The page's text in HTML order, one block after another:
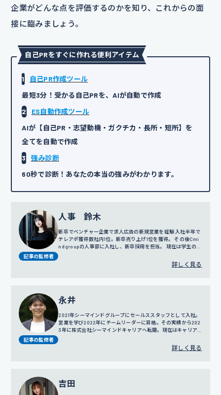
企業がどんな点を評価するのかを知り、これからの面
接に臨みましょう。
自己PRをすぐに作れる便利アイテム
1
自己PR作成ツール
最短3分！受かる自己PRを、AIが自動で作成
2
ES自動作成ツール
AIが【自己PR・志望動機・ガクチカ・長所・短所】を
全てを自動で作成
3
強み診断
60秒で診断！あなたの本当の強みがわかります。
記事の監修者
人事 鈴木
新卒でベンチャー企業で求人広告の新規営業を経験 入社半年で
テレアポ獲得数社内1位。新卒売り上げ1位を獲得。 その後Cmi
nd groupの人事部に入社し、新卒採用を担当。 現在は学生の面
詳しく見る
記事の監修者
永井
2021年シーマインドグループにセールススタッフとして入社。
営業を学び2022年にチームリーダーに昇格。その実績から202
3年に株式会社シーマインドキャリアへ転籍。現在はキャリア
詳しく見る
吉田